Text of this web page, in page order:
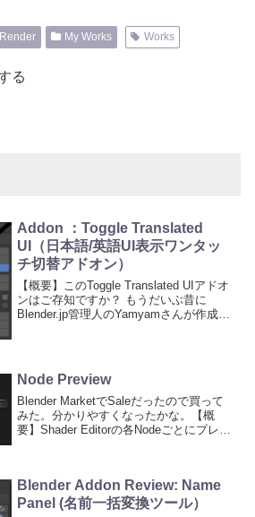
My Works Works
る
Addon ：Toggle Translated
UI（日本語/英語UI表示ワンタッ
チ切替アドオン）
【概要】このToggle Translated UIアドオ
ンはご存知ですか？ もうだいぶ昔に
Blender.jp管理人のYamyamさんが作成し
Node Preview
Blender MarketでSaleだったので買って
みた。分かりやすくなったかな。【概
要】Shader Editorの各Nodeごとにプレビ
Blender Addon Review: Name
Panel (名前一括変換ツール）